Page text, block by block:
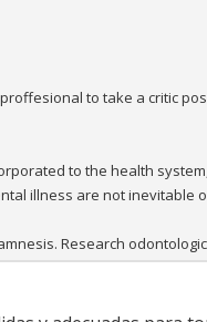
to take a critic
to the health
illness are not inevitable
Research